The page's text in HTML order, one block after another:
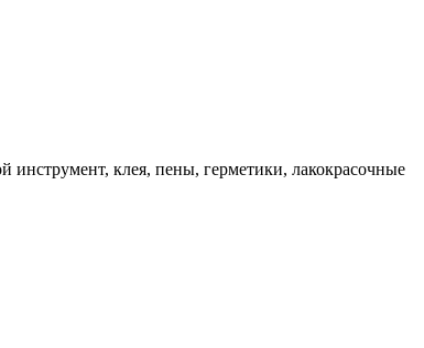
клея, пены, герметики, лакокрасочные